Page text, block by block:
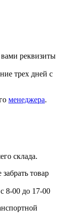
реквизиты
трех дней с
менеджера.
склада.
товар
8-00 до 17-00